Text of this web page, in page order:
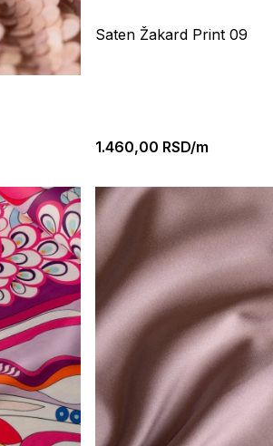
Saten Žakard Print 09
1.460,00 RSD/m